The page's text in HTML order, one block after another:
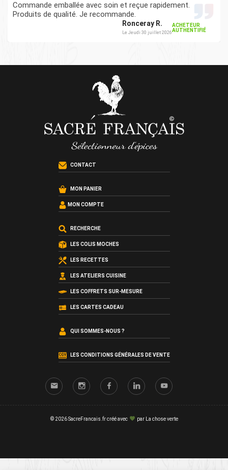
Commande emballée avec soin et reçue rapidement.
Produits de qualité. Je recommande.
Ronceray R.
Le Jeudi 30 juillet 2026
ACHETEUR
AUTHENTIFIÉ
CONTACT
MON PANIER
MON COMPTE
RECHERCHE
LES COLIS MOCHES
LES RECETTES
LES ATELIERS CUISINE
LES COFFRETS SUR-MESURE
LES CARTES CADEAU
QUI SOMMES-NOUS ?
LES CONDITIONS GÉNÉRALES DE VENTE
© 2026 SacreFrancais.fr créé avec par La chose verte